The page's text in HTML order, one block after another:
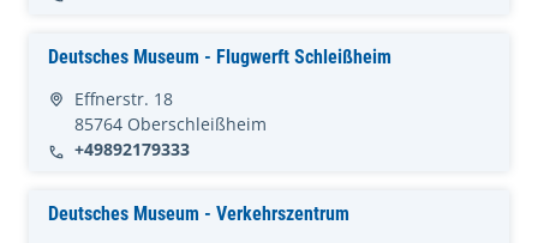
Deutsches Museum - Flugwerft Schleißheim
Effnerstr. 18
85764 Oberschleißheim
+49892179333
Deutsches Museum - Verkehrszentrum